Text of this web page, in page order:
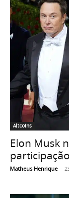
Altcoins
Elon Musk
Matheus Henrique -